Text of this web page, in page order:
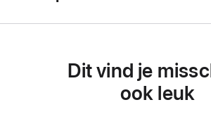
Dit vind je
ook leuk